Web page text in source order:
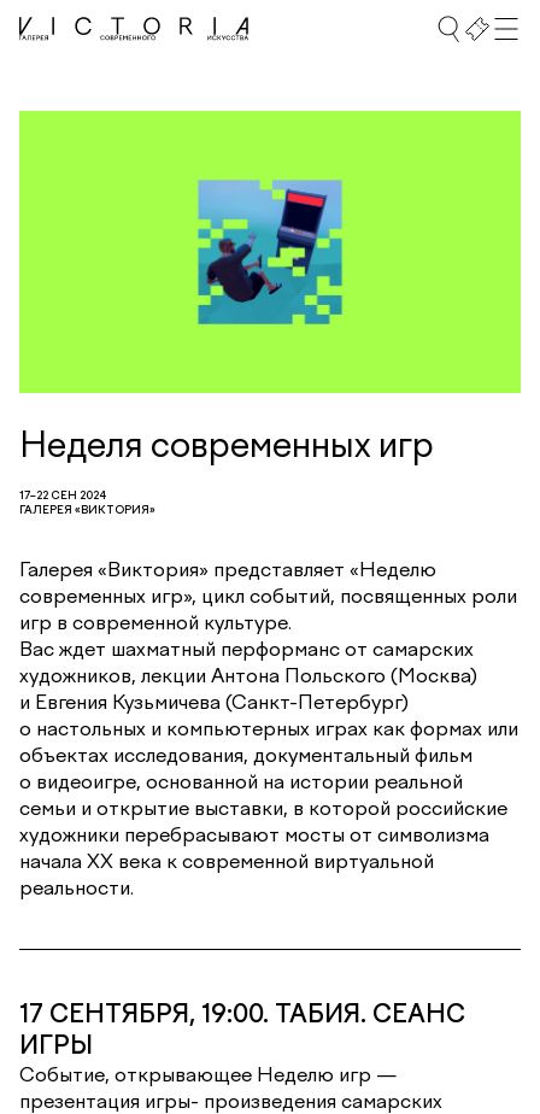
Неделя современных игр
17–22 СЕН 2024
ГАЛЕРЕЯ «ВИКТОРИЯ»
Галерея «Виктория» представляет «Неделю
современных игр», цикл событий, посвященных роли
игр в современной культуре.
Вас ждет шахматный перформанс от самарских
художников, лекции Антона Польского (Москва)
и Евгения Кузьмичева (Санкт-Петербург)
о настольных и компьютерных играх как формах или
объектах исследования, документальный фильм
о видеоигре, основанной на истории реальной
семьи и открытие выставки, в которой российские
художники перебрасывают мосты от символизма
начала ХХ века к современной виртуальной
реальности.
17 СЕНТЯБРЯ, 19:00. ТАБИЯ. СЕАНС
ИГРЫ
Событие, открывающее Неделю игр —
презентация игры- произведения самарских